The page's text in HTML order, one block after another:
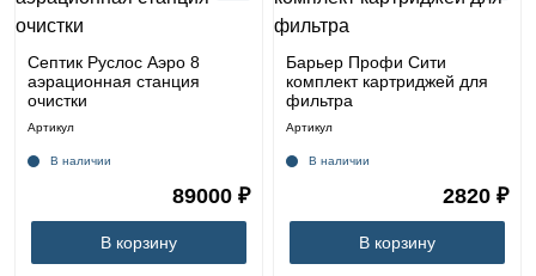
Септик Руслос Аэро 8
аэрационная станция
очистки
Артикул
В наличии
89000 ₽
В корзину
Барьер Профи Сити
комплект картриджей для
фильтра
Артикул
В наличии
2820 ₽
В корзину